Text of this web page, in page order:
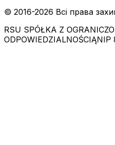
© 2016-2026 Всі права
RSU SPÓŁKA Z
ODPOWIEDZIALNOŚCIĄNIP